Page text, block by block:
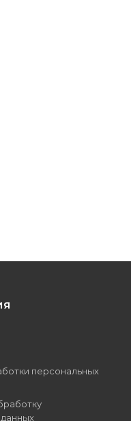
персональных